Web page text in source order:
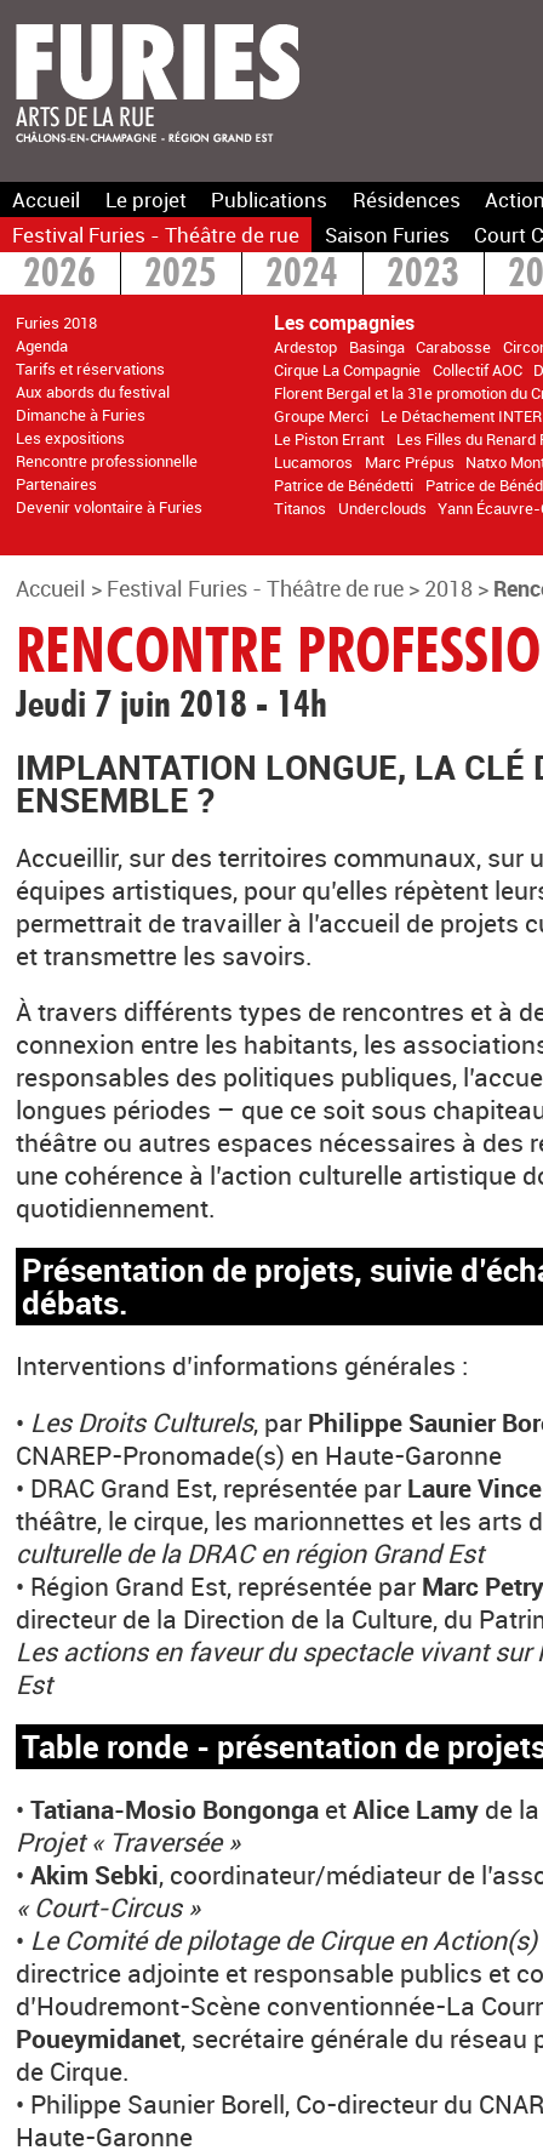
Accueil Le projet Publications Résidences
Festival Furies - Théâtre de rue
Saison Furies Court
2026 2025 2024 2023
Furies 2018
Agenda
Tarifs et réservations
Aux abords du festival
Dimanche à Furies
Les expositions
Rencontre professionnelle
Partenaires
Devenir volontaire à Furies
Les compagnies
Ardestop Basinga Carabosse
Cirque La Compagnie Collectif AOC
Florent Bergal et la 31e promotion du
Groupe Merci
Le Détachement
Le Piston Errant
Les Filles du Renard
Lucamoros
Marc Prépus
Natxo
Patrice de Bénédetti
Patrice de
Titanos
Underclouds Yann
2016 >2014
Accueil > Festival Furies - Théâtre de rue > 2018 >
RENCONTRE
Jeudi 7 juin 2018 - 14h
IMPLANTATION LONGUE, LA CLÉ
ENSEMBLE ?
Accueillir, sur des territoires communaux, sur
équipes artistiques, pour qu’elles répètent
permettrait de travailler à l’accueil de projets
et transmettre les savoirs.
À travers différents types de rencontres et à
connexion entre les habitants, les
responsables des politiques publiques,
longues périodes – que ce soit sous
théâtre ou autres espaces nécessaires à des
une cohérence à l’action culturelle artistique
quotidiennement.
Présentation de projets, suivie
débats.
Interventions d’informations générales :
• Les Droits Culturels, par Philippe Saunier
CNAREP-Pronomade(s) en Haute-Garonne
• DRAC Grand Est, représentée par Laure
théâtre, le cirque, les marionnettes et les arts
culturelle de la DRAC en région Grand Est
• Région Grand Est, représentée par Marc
directeur de la Direction de la Culture, du
Les actions en faveur du spectacle vivant sur
Est
Table ronde - présentation de
•Tatiana-Mosio Bongonga etAlice Lamy de
Projet « Traversée »
•Akim Sebki, coordinateur/médiateur de
« Court-Circus »
• Le Comité de pilotage de Cirque en Action(s)
directrice adjointe et responsable publics et
d’Houdremont-Scène conventionnée-La
Poueymidanet, secrétaire générale du
de Cirque.
• Philippe Saunier Borell, Co-directeur du
Haute-Garonne